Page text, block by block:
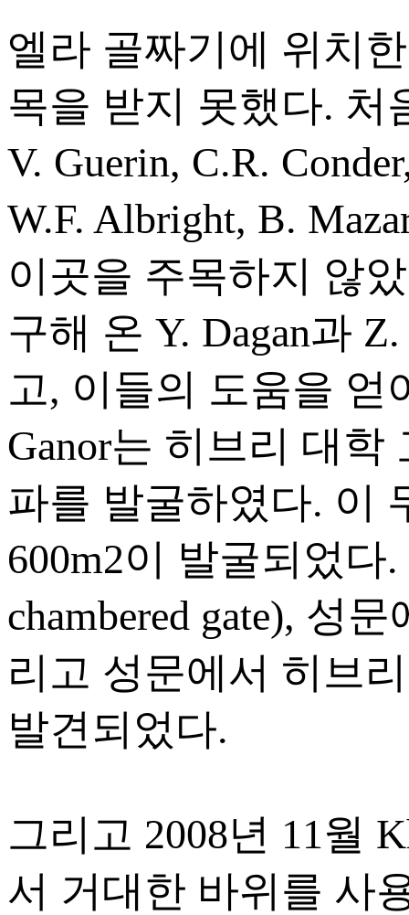
엘라 골짜기에 위치
목을 받지 못했다. 처
V. Guerin, C.R.
W.F. Albright, B.
이곳을 주목하지 않
구해 온 Y. Dagan과
고, 이들의 도움을 얻
Ganor는 히브리 대
파를 발굴하였다. 이
600m2이 발굴되었
chambered gate), 성
리고 성문에서 히브
발견되었다.
그리고 2008년 11월
서 거대한 바위를 사